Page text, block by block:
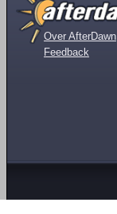
Over AfterDawn
Feedback